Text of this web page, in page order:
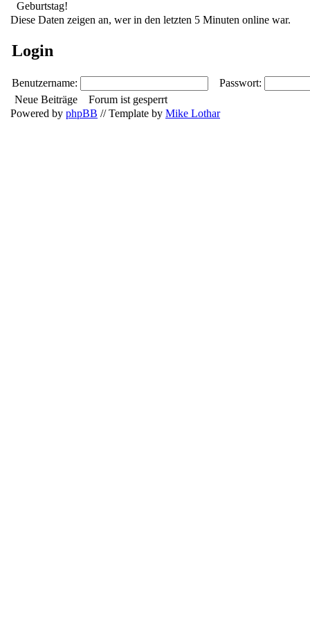
Diese Daten zeigen an, wer in den letzten 5 Minuten online war.
Login
Benutzername:
Passwort:
Neue Beiträge
Forum ist gesperrt
Powered by phpBB // Template by Mike Lothar